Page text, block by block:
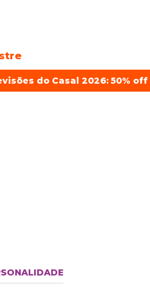
do Casal 2026: 50% off